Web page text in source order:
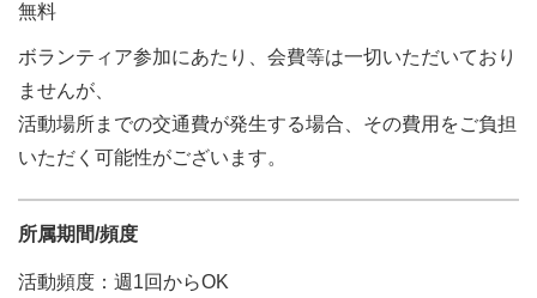
無料
ボランティア参加にあたり、会費等は一切いただいており
ませんが、
活動場所までの交通費が発生する場合、その費用をご負担
いただく可能性がございます。
所属期間/頻度
活動頻度：週1回からOK